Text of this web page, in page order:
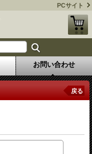
PCサイト
お問い合わせ
戻る